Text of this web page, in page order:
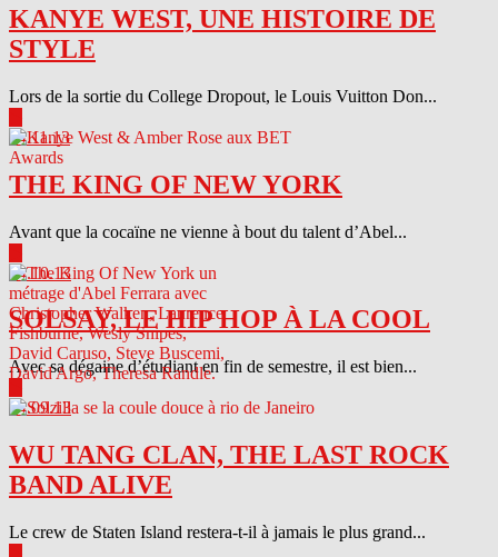
KANYE WEST, UNE HISTOIRE DE
STYLE
Lors de la sortie du College Dropout, le Louis Vuitton Don...
04.11.13
THE KING OF NEW YORK
Avant que la cocaïne ne vienne à bout du talent d’Abel...
04.10.13
SOLSAY, LE HIP HOP À LA COOL
Avec sa dégaine d’étudiant en fin de semestre, il est bien...
04.09.13
WU TANG CLAN, THE LAST ROCK
BAND ALIVE
Le crew de Staten Island restera-t-il à jamais le plus grand...